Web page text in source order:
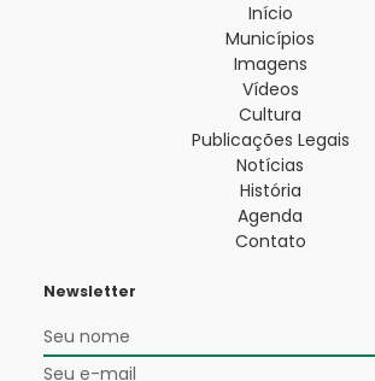
Início
Municípios
Imagens
Vídeos
Cultura
Publicações Legais
Notícias
História
Agenda
Contato
Newsletter